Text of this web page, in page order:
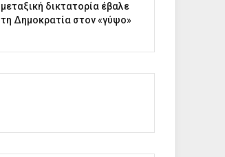
μεταξική δικτατορία έβαλε
τη Δημοκρατία στον «γύψο»